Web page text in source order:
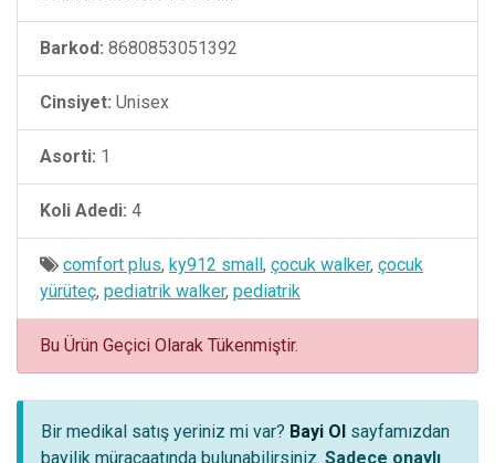
Barkod: 8680853051392
Cinsiyet: Unisex
Asorti: 1
Koli Adedi: 4
comfort plus, ky912 small, çocuk walker, çocuk
yürüteç, pediatrik walker, pediatrik
Bu Ürün Geçici Olarak Tükenmiştir.
Bir medikal satış yeriniz mi var? Bayi Ol sayfamızdan
bayilik müracaatında bulunabilirsiniz. Sadece onaylı